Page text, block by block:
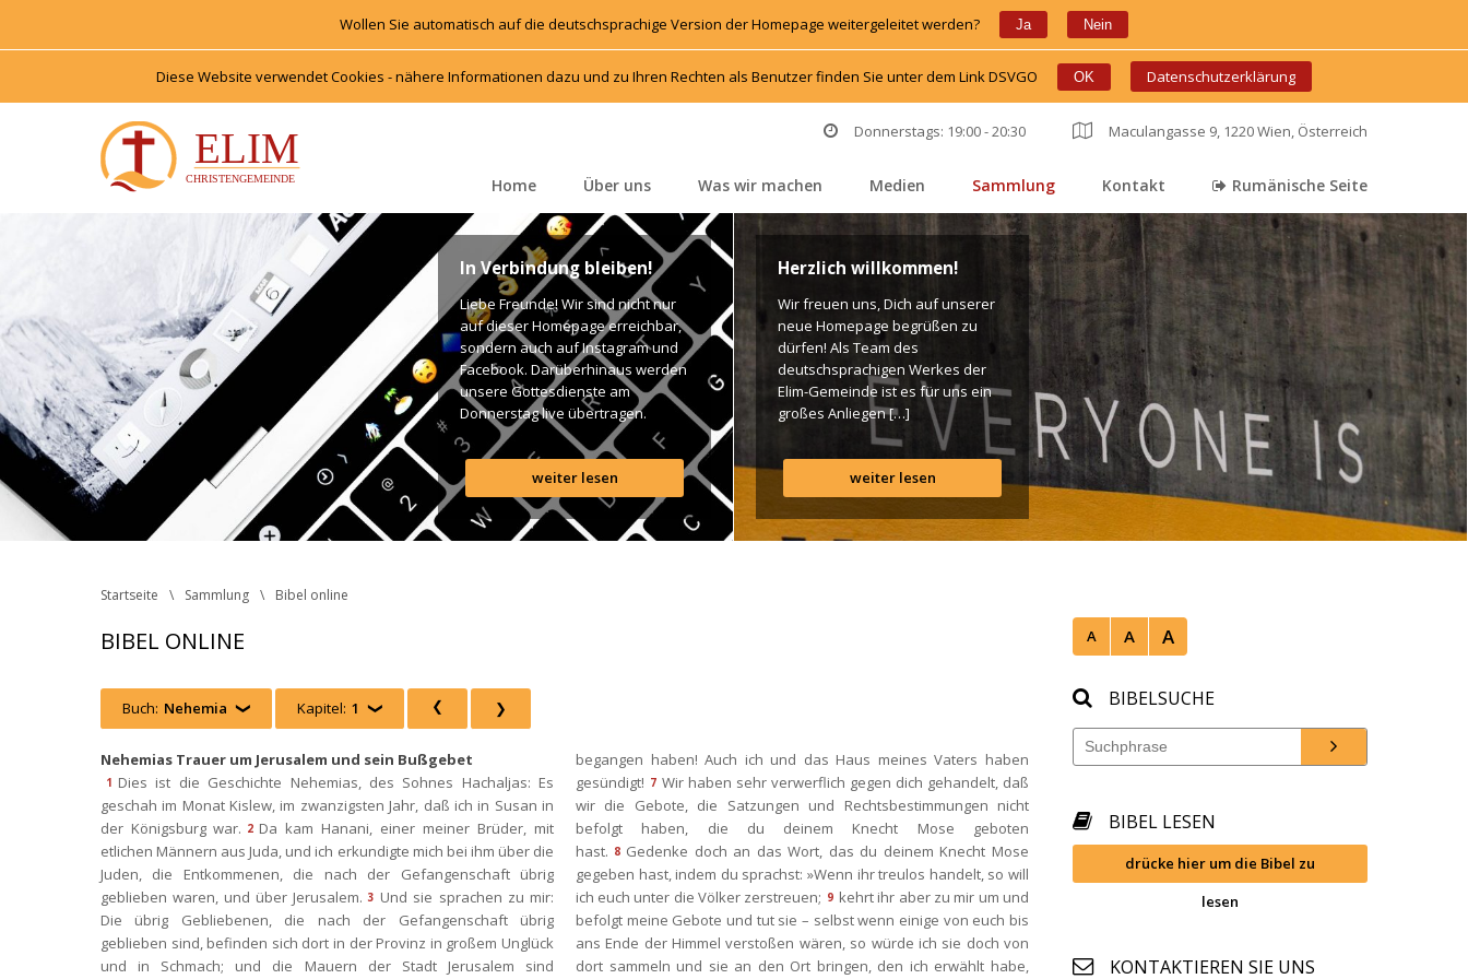
Wollen Sie automatisch auf die deutschsprachige Version der Homepage weitergeleitet werden? Ja Nein
Diese Website verwendet Cookies - nähere Informationen dazu und zu Ihren Rechten als Benutzer finden Sie unter dem Link DSVGO OK Datenschutzerklärung
Donnerstags: 19:00 - 20:30 Maculangasse 9, 1220 Wien, Österreich
Home Über un Was wir machen Medien Sammlung Kontakt Rumänische Seite
In Verbindung bleiben!
Liebe Freunde! Wir sind nicht nur
auf dieser Homepage erreichbar,
ondern auch auf Instagram und
Facebook. Darüberhinaus werden
unsere Gottesdienste am
Donnerstag live übertragen.
Unten findet Ihr dazu alle Links.
Gottes Segen! Live-Übertragung
Gottesdienst: http://ro.elim.at/live
Instagram: http://elim.wien
Facebook:
https://www.facebook.com/elimwien/
weiter lesen
Herzlich willkommen!
Wir freuen uns, Dich auf unserer
neue Homepage begrüßen zu
dürfen! Als Team des
deutschsprachigen Werkes der
Elim-Gemeinde ist es für uns ein
großes Anliegen […]
weiter lesen
Startseite Sammlung Bibel online
BIBEL ONLINE A A A
Buch: Nehemia Kapitel: 1
Nehemias Trauer um Jerusalem und sein Bußgebet
1 Dies ist die Geschichte Nehemias, des Sohnes Hachaljas: Es
geschah im Monat Kislew, im zwanzigsten Jahr, daß ich in Susan in
der Königsburg war. 2 Da kam Hanani, einer meiner Brüder, mit
etlichen Männern aus Juda, und ich erkundigte mich bei ihm über die
Juden, die Entkommenen, die nach der Gefangenschaft übrig
geblieben waren, und über Jerusalem. 3 Und sie sprachen zu mir:
Die übrig Gebliebenen, die nach der Gefangenschaft übrig
geblieben sind, befinden sich dort in der Provinz in großem Unglück
und in Schmach; und die Mauern der Stadt Jerusalem sind
begangen haben! Auch ich und das Haus meines Vaters haben
gesündigt! 7 Wir haben sehr verwerflich gegen dich gehandelt, daß
wir die Gebote, die Satzungen und Rechtsbestimmungen nicht
befolgt haben, die du deinem Knecht Mose geboten
hast. 8 Gedenke doch an das Wort, das du deinem Knecht Mose
gegeben hast, indem du sprachst: »Wenn ihr treulos handelt, so will
ich euch unter die Völker zerstreuen; 9 kehrt ihr aber zu mir um und
befolgt meine Gebote und tut sie – selbst wenn einige von euch bis
ans Ende der Himmel verstoßen wären, so würde ich sie doch von
dort sammeln und sie an den Ort bringen, den ich erwählt habe,
BIBELSUCHE
BIBEL LESEN
drücke hier um die Bibel zu
lesen
KONTAKTIEREN SIE UNS